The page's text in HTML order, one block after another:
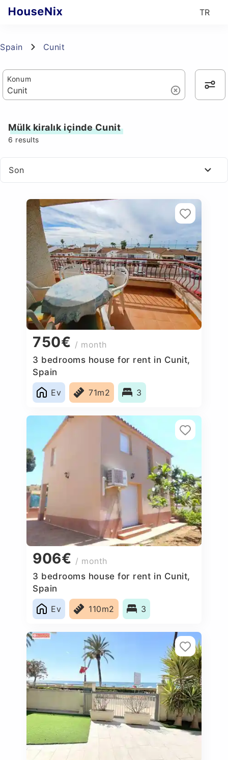
TR
Spain Cunit
Konum
Mülk kiralık içinde Cunit
6 results
Son
750€ / month
3 bedrooms house for rent in Cunit,
Spain
Ev
71m2 3
906€ / month
3 bedrooms house for rent in Cunit,
Spain
Ev
110m2 3